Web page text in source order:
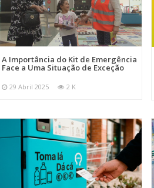
A Importância do Kit de Emergência
Face a Uma Situação de Exceção
29 Abril 2025 2 K